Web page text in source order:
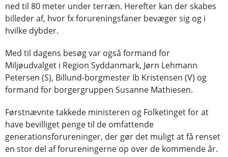
ned til 80 meter under terræn. Herefter kan der skabes
billeder af, hvor fx forureningsfaner bevæger sig og i
hvilke dybder.
Med til dagens besøg var også formand for
Miljøudvalget i Region Syddanmark, Jørn Lehmann
Petersen (S), Billund-borgmester Ib Kristensen (V) og
formand for borgergruppen Susanne Mathiesen.
Førstnævnte takkede ministeren og Folketinget for at
have bevilliget penge til de omfattende
generationsforureninger, der gør det muligt at få renset
en stor del af forureningerne op over de kommende år.